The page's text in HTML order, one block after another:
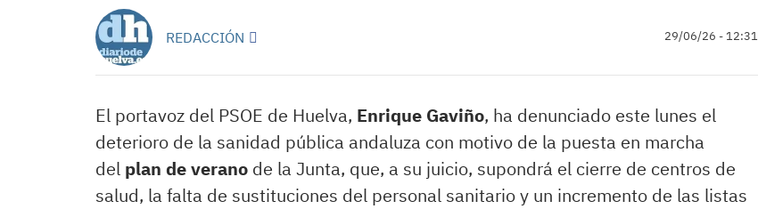
REDACCIÓN 29/06/26 - 12:31
El portavoz del PSOE de Huelva, Enrique Gaviño, ha denunciado este lunes el
deterioro de la sanidad pública andaluza con motivo de la puesta en marcha
del plan de verano de la Junta, que, a su juicio, supondrá el cierre de centros de
salud, la falta de sustituciones del personal sanitario y un incremento de las listas